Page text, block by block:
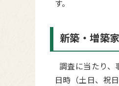
す。
新築・増築
調査に当たり、
日時（土日、祝